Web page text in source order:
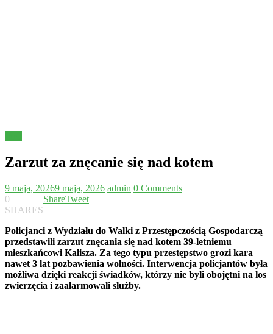
Zarzut za znęcanie się nad kotem
9 maja, 20269 maja, 2026 admin 0 Comments
0
SHARES
ShareTweet
Policjanci z Wydziału do Walki z Przestępczością Gospodarczą
przedstawili zarzut znęcania się nad kotem 39-letniemu
mieszkańcowi Kalisza. Za tego typu przestępstwo grozi kara
nawet 3 lat pozbawienia wolności. Interwencja policjantów była
możliwa dzięki reakcji świadków, którzy nie byli obojętni na los
zwierzęcia i zaalarmowali służby.